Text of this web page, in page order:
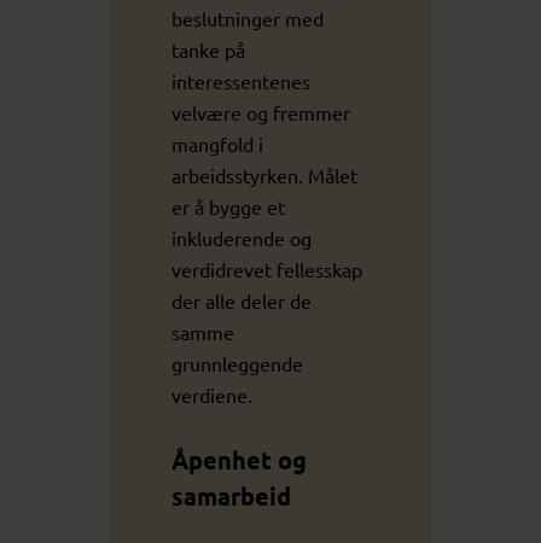
beslutninger med
tanke på
interessentenes
velvære og fremmer
mangfold i
arbeidsstyrken. Målet
er å bygge et
inkluderende og
verdidrevet fellesskap
der alle deler de
samme
grunnleggende
verdiene.
Åpenhet og
samarbeid